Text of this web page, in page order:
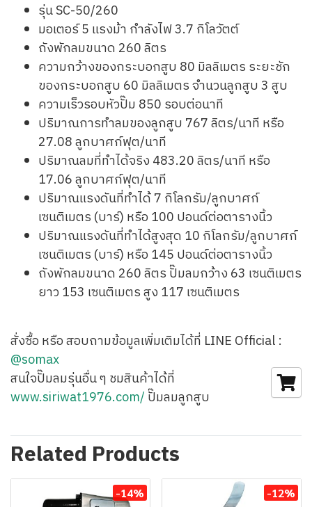
รุ่น SC-50/260
มอเตอร์ 5 แรงม้า กำลังไฟ 3.7 กิโลวัตต์
ถังพักลมขนาด 260 ลิตร
ความกว้างของกระบอกสูบ 80 มิลลิเมตร ระยะชัก
ของกระบอกสูบ 60 มิลลิเมตร จำนวนลูกสูบ 3 สูบ
ความเร็วรอบหัวปั๊ม 850 รอบต่อนาที
ปริมาณการทำลมของลูกสูบ 767 ลิตร/นาที หรือ
27.08 ลูกบาศก์ฟุต/นาที
ปริมาณลมที่ทำได้จริง 483.20 ลิตร/นาที หรือ
17.06 ลูกบาศก์ฟุต/นาที
ปริมาณแรงดันที่ทำได้ 7 กิโลกรัม/ลูกบาศก์
เซนติเมตร (บาร์) หรือ 100 ปอนด์ต่อตารางนิ้ว
ปริมาณแรงดันที่ทำได้สูงสุด 10 กิโลกรัม/ลูกบาศก์
เซนติเมตร (บาร์) หรือ 145 ปอนด์ต่อตารางนิ้ว
ถังพักลมขนาด 260 ลิตร ปั๊มลมกว้าง 63 เซนติเมตร
ยาว 153 เซนติเมตร สูง 117 เซนติเมตร
สั่งซื้อ หรือ สอบถามข้อมูลเพิ่มเติมได้ที่ LINE Official :
@somax
สนใจปั๊มลมรุ่นอื่น ๆ ชมสินค้าได้ที่
www.siriwat1976.com/ ปั๊มลมลูกสูบ
Related Products
-14% -12%